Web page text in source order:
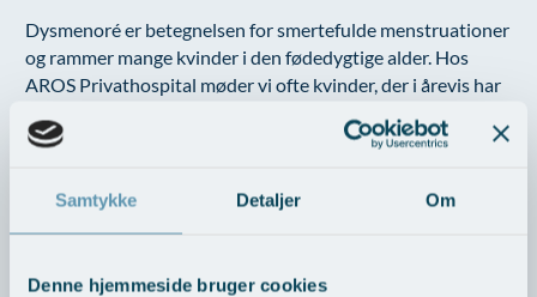
Samtykke Detaljer Om
Denne hjemmeside bruger cookies
Dysmenoré er betegnelsen for smertefulde menstruationer
og rammer mange kvinder i den fødedygtige alder. Hos
AROS Privathospital møder vi ofte kvinder, der i årevis har
klar forklaring eller den rette hjælp. Vi tilbyder grundig
med fokus på dig, dine symptomer og din livskvalitet.